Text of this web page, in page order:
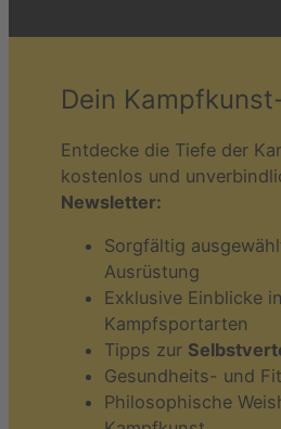
Dein
Entdecke die Tiefe der
kostenlos und
Newsletter:
Sorgfältig
Ausrüstung
Exklusive Einblicke
Kampfsportarten
Tipps zur
Gesundheits- und
Philosophische